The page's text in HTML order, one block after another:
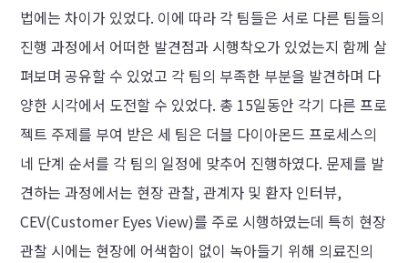
법에는 차이가 있었다. 이에 따라 각 팀들은 서로 다른 팀들의
진행 과정에서 어떠한 발견점과 시행착오가 있었는지 함께 살
펴보며 공유할 수 있었고 각 팀의 부족한 부분을 발견하며 다
양한 시각에서 도전할 수 있었다. 총 15일동안 각기 다른 프로
젝트 주제를 부여 받은 세 팀은 더블 다이아몬드 프로세스의
네 단계 순서를 각 팀의 일정에 맞추어 진행하였다. 문제를 발
견하는 과정에서는 현장 관찰, 관계자 및 환자 인터뷰,
CEV(Customer Eyes View)를 주로 시행하였는데 특히 현장
관찰 시에는 현장에 어색함이 없이 녹아들기 위해 의료진의